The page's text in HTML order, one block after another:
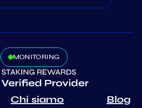
MONITORING
Chi siamo Blog